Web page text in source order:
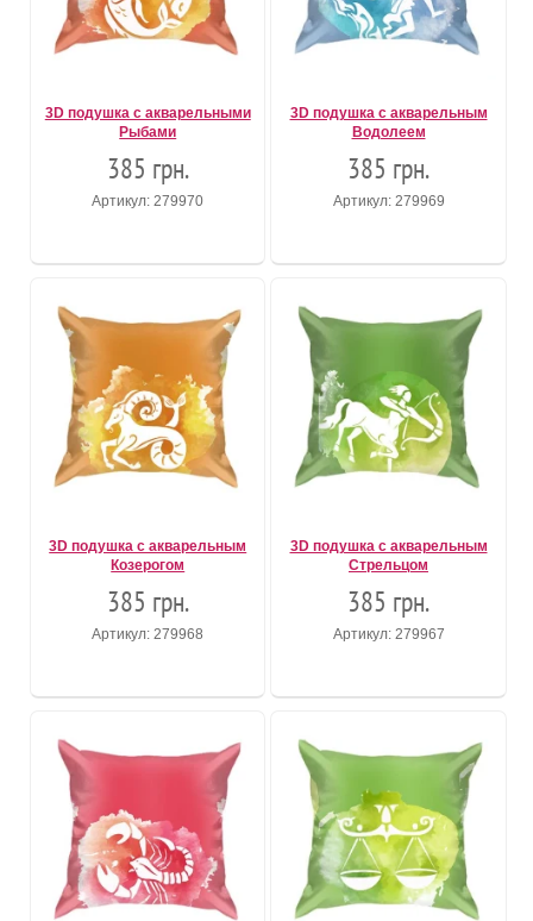
3D подушка с акварельными
Рыбами
385 грн.
Артикул: 279970
3D подушка с акварельным
Водолеем
385 грн.
Артикул: 279969
3D подушка с акварельным
Козерогом
385 грн.
Артикул: 279968
3D подушка с акварельным
Стрельцом
385 грн.
Артикул: 279967